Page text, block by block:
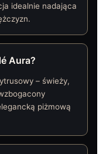
idealnie nadająca
Aura?
– świeży,
piżmową